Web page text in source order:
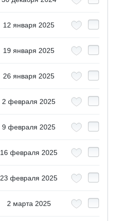
12 января 2025
19 января 2025
26 января 2025
2 февраля 2025
9 февраля 2025
16 февраля 2025
23 февраля 2025
2 марта 2025